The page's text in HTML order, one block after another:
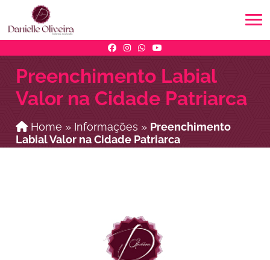
Preenchimento Labial
Valor na Cidade Patriarca
Home » Informações » Preenchimento
Labial Valor na Cidade Patriarca